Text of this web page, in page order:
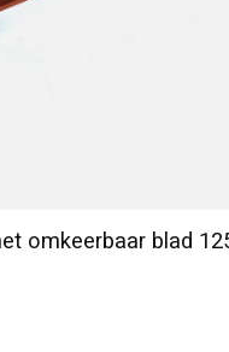
omkeerbaar blad